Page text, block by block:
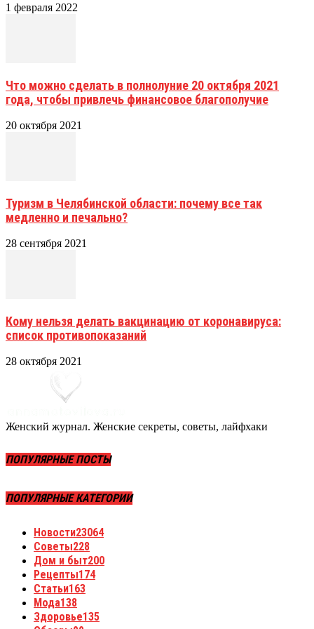
1 февраля 2022
Что можно сделать в полнолуние 20 октября 2021
года, чтобы привлечь финансовое благополучие
20 октября 2021
Туризм в Челябинской области: почему все так
медленно и печально?
28 сентября 2021
Кому нельзя делать вакцинацию от коронавируса:
список противопоказаний
28 октября 2021
Женский журнал. Женские секреты, советы, лайфхаки
ПОПУЛЯРНЫЕ ПОСТЫ
ПОПУЛЯРНЫЕ КАТЕГОРИИ
Новости23064
Советы228
Дом и быт200
Рецепты174
Статьи163
Мода138
Здоровье135